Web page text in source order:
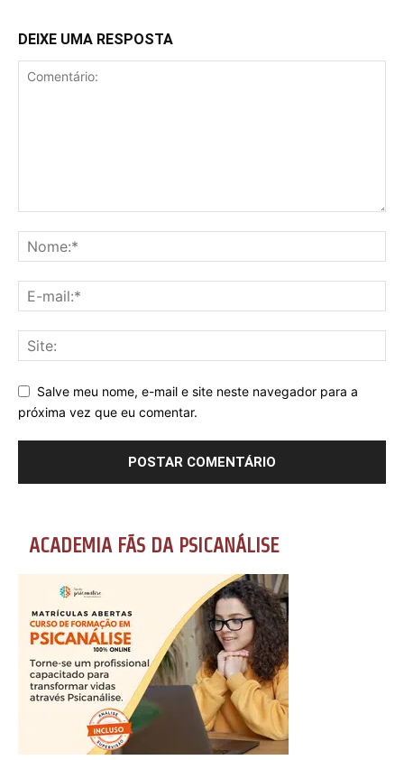
DEIXE UMA RESPOSTA
Salve meu nome, e-mail e site neste navegador para a
próxima vez que eu comentar.
ACADEMIA FÃS DA PSICANÁLISE